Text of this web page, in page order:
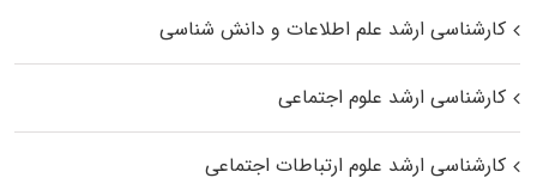
کارشناسی ارشد علم اطلاعات و دانش شناسی
کارشناسی ارشد علوم اجتماعی
کارشناسی ارشد علوم ارتباطات اجتماعی